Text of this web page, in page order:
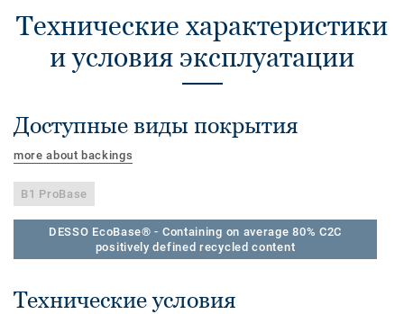
Технические характеристики
и условия эксплуатации
Доступные виды покрытия
more about backings
B1 ProBase
DESSO EcoBase® - Containing on average 80% C2C
positively defined recycled content
Технические условия